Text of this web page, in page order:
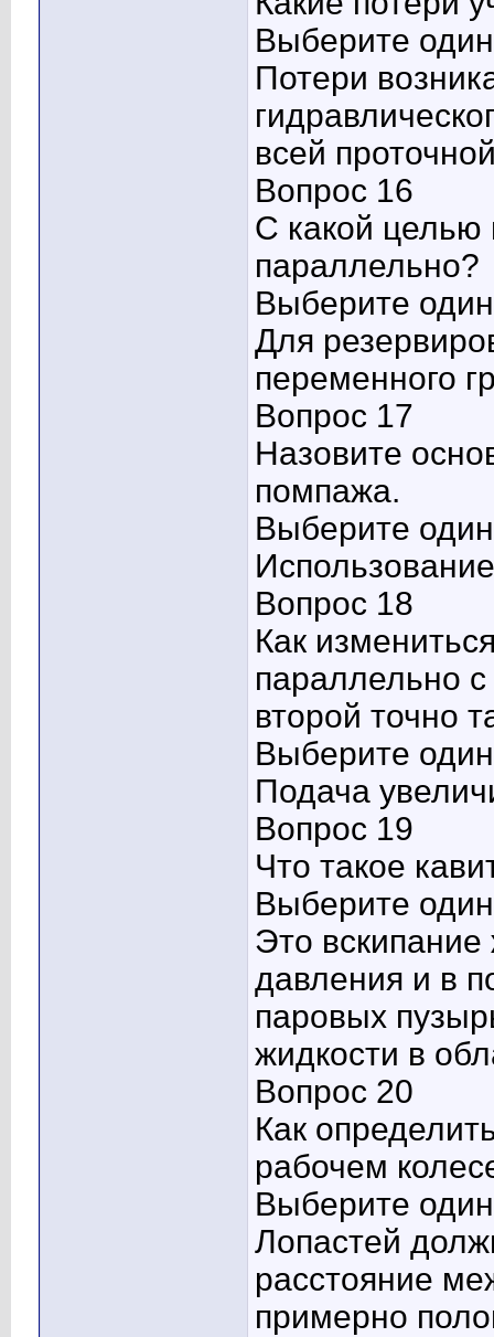
Выберите
Потери
всей
Вопрос 16
С какой целью
параллельно?
Выберите
Для
переменного
Вопрос 17
Назовите
помпажа.
Выберите
Вопрос 18
Как
параллельно
второй точно
Выберите
Подача
Вопрос 19
Что такое
Выберите
Это вскипание
давления и в
паровых
жидкости в
Вопрос 20
Как
рабочем
Выберите
Лопастей
расстояние
примерно